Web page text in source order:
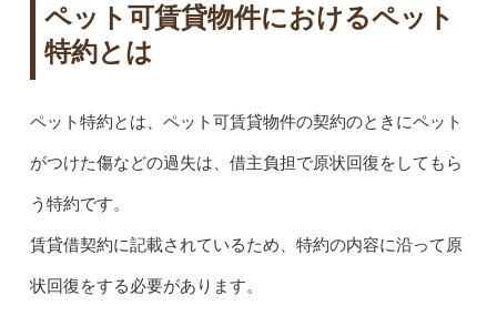
ペット可賃貸物件におけるペット
特約とは
ペット特約とは、ペット可賃貸物件の契約のときにペット
がつけた傷などの過失は、借主負担で原状回復をしてもら
う特約です。
賃貸借契約に記載されているため、特約の内容に沿って原
状回復をする必要があります。